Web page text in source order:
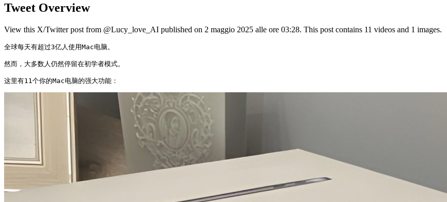
Tweet Overview
View this X/Twitter post from @Lucy_love_AI published on 2 maggio 2025 alle ore 03:28. This post contains 11 videos and 1 images.
全球每天有超过3亿人使用Mac电脑。
然而，大多数人仍然停留在初学者模式。
这里有11个你的Mac电脑的强大功能：